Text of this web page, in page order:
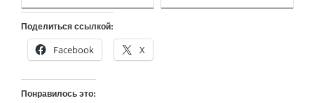
Поделиться ссылкой:
Facebook
X
Понравилось это: